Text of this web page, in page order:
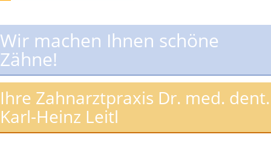
Wir machen Ihnen schöne
Zähne!
Ihre Zahnarztpraxis Dr. med. dent.
Karl-Heinz Leitl